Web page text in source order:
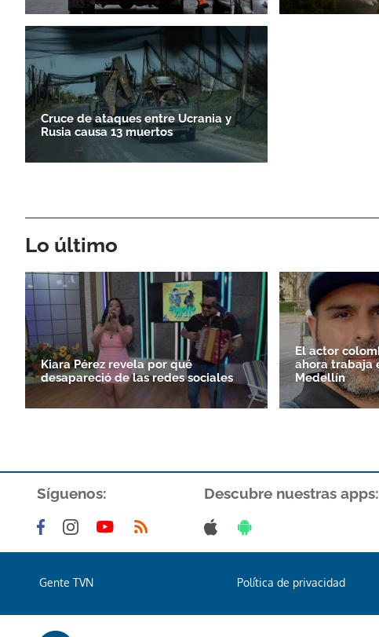
Cruce de ataques entre Ucrania y
Rusia causa 13 muertos
Lo último
Kiara Pérez revela por qué
desapareció de las redes sociales
El actor
ahora trabaja
Medellín
Síguenos: Descubre nuestras apps:
Gente TVN Política de privacidad